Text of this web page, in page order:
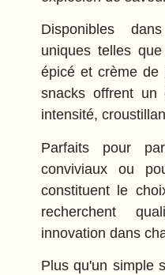
Disponibles
uniques telles que
épicé et crème de
snacks offrent un
intensité,
Parfaits pour
conviviaux ou
constituent le
recherchent
innovation dans
Plus qu'un simple